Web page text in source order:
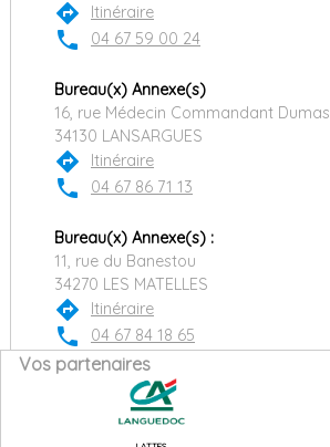
directions Itinéraire
phone 04 67 59 00 24
Bureau(x) Annexe(s)
16, rue Médecin Commandant Dumas
34130 LANSARGUES
directions Itinéraire
phone 04 67 86 71 13
Bureau(x) Annexe(s) :
11, rue du Banestou
34270 LES MATELLES
directions Itinéraire
phone 04 67 84 18 65
Vos partenaires